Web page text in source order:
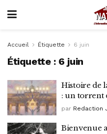
Accueil Étiquette 6 juin
Étiquette : 6 juin
Histoire de
: un torrent
par Redaction
Bienvenue